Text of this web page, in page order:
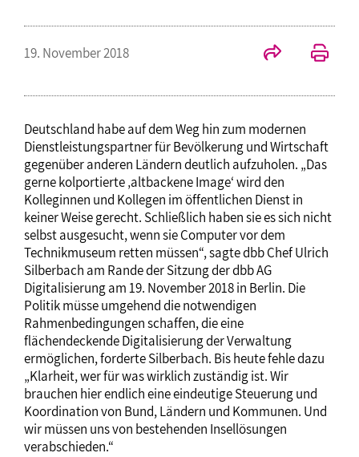
19. November 2018
Deutschland habe auf dem Weg hin zum modernen
Dienstleistungspartner für Bevölkerung und Wirtschaft
gegenüber anderen Ländern deutlich aufzuholen. „Das
gerne kolportierte ‚altbackene Image‘ wird den
Kolleginnen und Kollegen im öffentlichen Dienst in
keiner Weise gerecht. Schließlich haben sie es sich nicht
selbst ausgesucht, wenn sie Computer vor dem
Technikmuseum retten müssen“, sagte dbb Chef Ulrich
Silberbach am Rande der Sitzung der dbb AG
Digitalisierung am 19. November 2018 in Berlin. Die
Politik müsse umgehend die notwendigen
Rahmenbedingungen schaffen, die eine
flächendeckende Digitalisierung der Verwaltung
ermöglichen, forderte Silberbach. Bis heute fehle dazu
„Klarheit, wer für was wirklich zuständig ist. Wir
brauchen hier endlich eine eindeutige Steuerung und
Koordination von Bund, Ländern und Kommunen. Und
wir müssen uns von bestehenden Insellösungen
verabschieden.“